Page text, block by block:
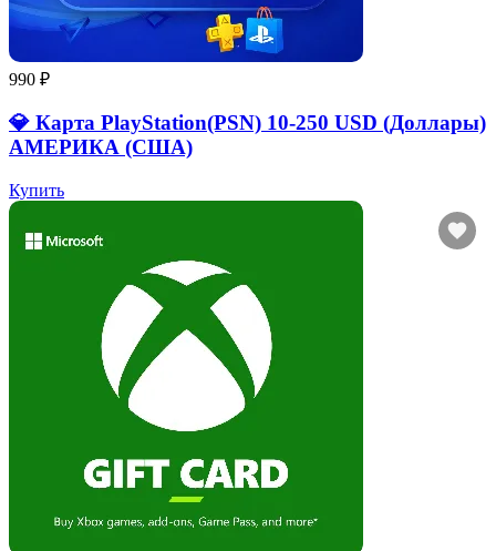
990 ₽
💎 Карта PlayStation(PSN) 10-250 USD (Доллары)
АМЕРИКА (США)
Купить